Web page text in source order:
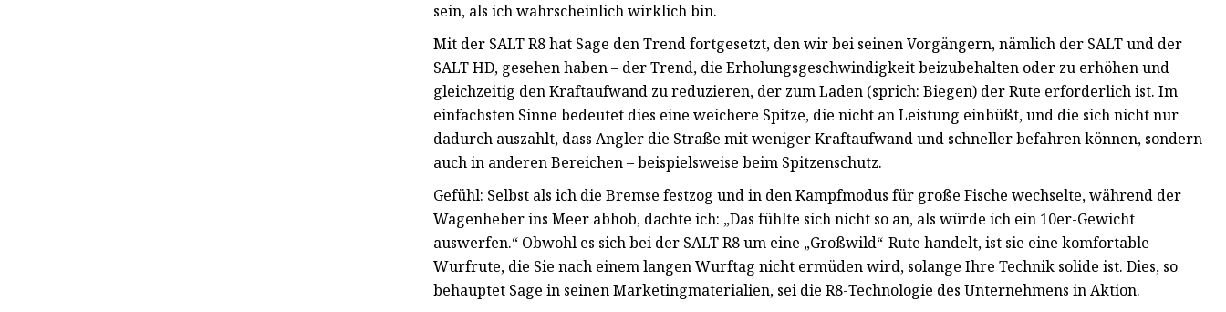
sein, als ich wahrscheinlich wirklich bin.
Mit der SALT R8 hat Sage den Trend fortgesetzt, den wir bei seinen Vorgängern, nämlich der SALT und der
SALT HD, gesehen haben – der Trend, die Erholungsgeschwindigkeit beizubehalten oder zu erhöhen und
gleichzeitig den Kraftaufwand zu reduzieren, der zum Laden (sprich: Biegen) der Rute erforderlich ist. Im
einfachsten Sinne bedeutet dies eine weichere Spitze, die nicht an Leistung einbüßt, und die sich nicht nur
dadurch auszahlt, dass Angler die Straße mit weniger Kraftaufwand und schneller befahren können, sondern
auch in anderen Bereichen – beispielsweise beim Spitzenschutz.
Gefühl: Selbst als ich die Bremse festzog und in den Kampfmodus für große Fische wechselte, während der
Wagenheber ins Meer abhob, dachte ich: „Das fühlte sich nicht so an, als würde ich ein 10er-Gewicht
auswerfen.“ Obwohl es sich bei der SALT R8 um eine „Großwild“-Rute handelt, ist sie eine komfortable
Wurfrute, die Sie nach einem langen Wurftag nicht ermüden wird, solange Ihre Technik solide ist. Dies, so
behauptet Sage in seinen Marketingmaterialien, sei die R8-Technologie des Unternehmens in Aktion.